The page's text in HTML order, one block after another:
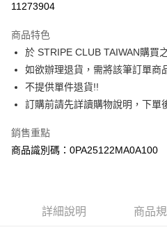
上海商業儲蓄銀行
臺灣中小企業銀行
匯豐（台灣）商業銀行
聯邦商業銀行
元大商業銀行
玉山商業銀行
台灣樂天信用卡公司
LINE Pay
Apple Pay
街口支付
悠遊付
大哥付你分期
相關說明
流程，驗證手機門號後，選擇欲分期的
【關於「AFTEE先享後付」】
11273904
商品特色
於 STRIPE CLUB TAIWAN購買
如欲辦理退貨，需將該筆訂單商
不提供單件退貨!!
訂購前請先詳讀購物說明，下單
銷售重點
商品識別碼：0PA25122MA0A100
詳細說明 商品